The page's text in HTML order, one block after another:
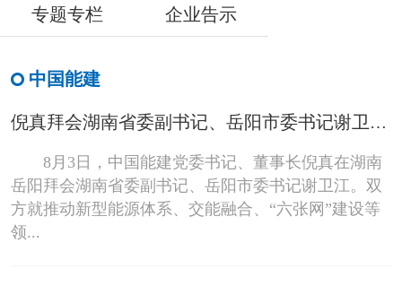
专题专栏 企业告示
中国能建
倪真拜会湖南省委副书记、岳阳市委书记谢卫江并开展“四不两直”项目安全检查
8月3日，中国能建党委书记、董事长倪真在湖南
岳阳拜会湖南省委副书记、岳阳市委书记谢卫江。双
方就推动新型能源体系、交能融合、“六张网”建设等
领...